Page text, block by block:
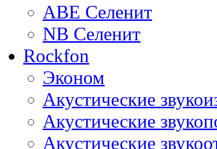
ABE Селенит
NB Селенит
Rockfon
Эконом
Акустические
Акустические
Акустические